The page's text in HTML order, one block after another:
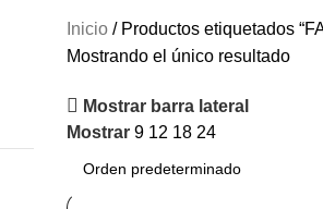
Inicio
Productos etiquetados
Mostrando el único resultado
Mostrar barra lateral
Mostrar 9 12 18 24